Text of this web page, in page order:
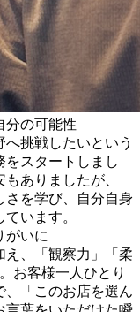
分の可能性
挑戦したいという
をスタートしまし
ありましたが、
さを学び、自分自身
います。
がいに
え、「観察力」「柔
お客様一人ひとり
、「このお店を選ん